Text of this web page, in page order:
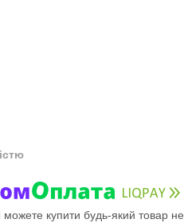
можете купити будь-який товар не